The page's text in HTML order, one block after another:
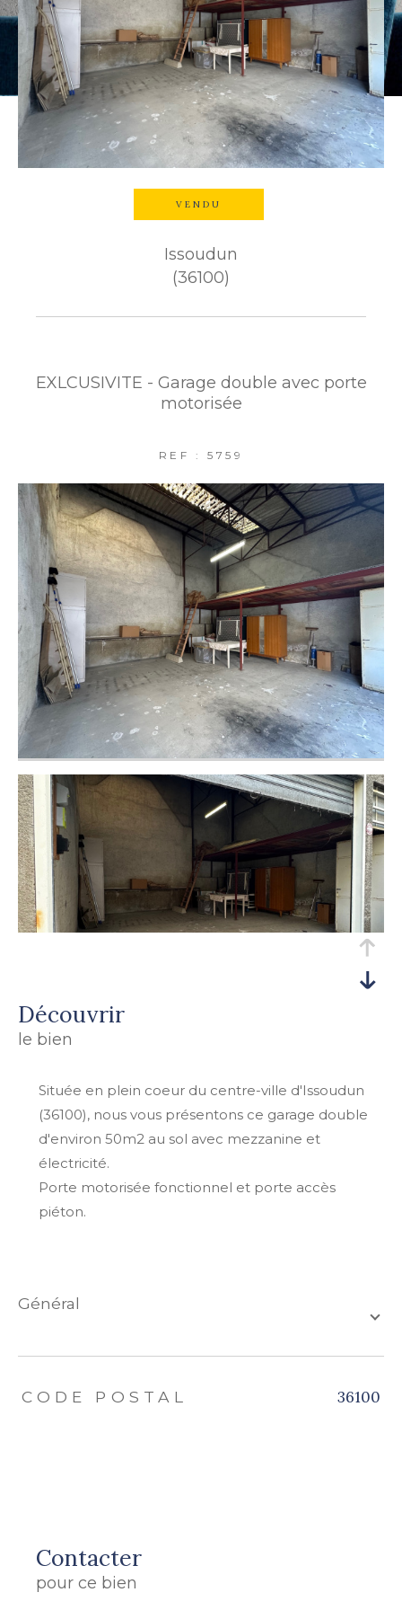
VENDU
Issoudun
(36100)
EXLCUSIVITE - Garage double avec porte
motorisée
REF : 5759
découvrir
le bien
Située en plein coeur du centre-ville d'Issoudun
(36100), nous vous présentons ce garage double
d'environ 50m2 au sol avec mezzanine et
électricité.
Porte motorisée fonctionnel et porte accès
piéton.
général
TRAD_ZEPHYR_Caracteristique TRAD_ZEPHYR_Valeurs
CODE POSTAL 36100
Contacter
pour ce bien
Budget
Budget
Surface
Surface
Pièces
PISCINE
COUPS DE COEUR EXCLUSIVITÉS
NOUVEAUTÉS
RECHERCHER